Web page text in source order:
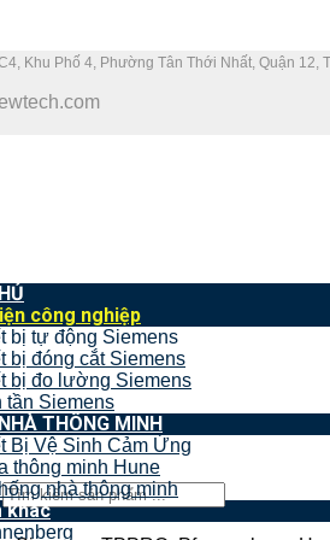
Khu Phố 4, Phường Tân Thới Nhất, Quận 12,
công nghiệp
bị tự động Siemens
bị đóng cắt Siemens
bị đo lường Siemens
tần Siemens
THÔNG MINH
Bị Vệ Sinh Cảm Ứng
thông minh Hune
nhà thông minh
khác